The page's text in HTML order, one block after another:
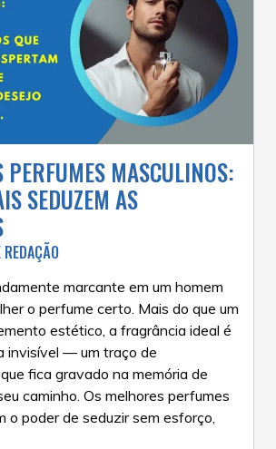
PERFUMES MASCULINOS:
SEDUZEM AS
REDAÇÃO
marcante em um homem
o perfume certo. Mais do que um
estético, a fragrância ideal é
invisível — um traço de
fica gravado na memória de
caminho. Os melhores perfumes
o poder de seduzir sem esforço,